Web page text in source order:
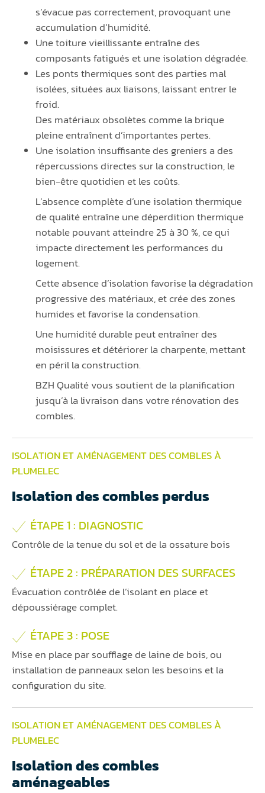
s’évacue pas correctement, provoquant une
accumulation d’humidité.
Une toiture vieillissante entraîne des
composants fatigués et une isolation dégradée.
Les ponts thermiques sont des parties mal
isolées, situées aux liaisons, laissant entrer le
froid.
Des matériaux obsolètes comme la brique
pleine entraînent d’importantes pertes.
Une isolation insuffisante des greniers a des
répercussions directes sur la construction, le
bien-être quotidien et les coûts.
L’absence complète d’une isolation thermique
de qualité entraîne une déperdition thermique
notable pouvant atteindre 25 à 30 %, ce qui
impacte directement les performances du
logement.
Cette absence d’isolation favorise la dégradation
progressive des matériaux, et crée des zones
humides et favorise la condensation.
Une humidité durable peut entraîner des
moisissures et détériorer la charpente, mettant
en péril la construction.
BZH Qualité vous soutient de la planification
jusqu’à la livraison dans votre rénovation des
combles.
ISOLATION ET AMÉNAGEMENT DES COMBLES À
PLUMELEC
Isolation des combles perdus
ÉTAPE 1 : DIAGNOSTIC
Contrôle de la tenue du sol et de la ossature bois
ÉTAPE 2 : PRÉPARATION DES SURFACES
Évacuation contrôlée de l’isolant en place et
dépoussiérage complet.
ÉTAPE 3 : POSE
Mise en place par soufflage de laine de bois, ou
installation de panneaux selon les besoins et la
configuration du site.
ISOLATION ET AMÉNAGEMENT DES COMBLES À
PLUMELEC
Isolation des combles
aménageables